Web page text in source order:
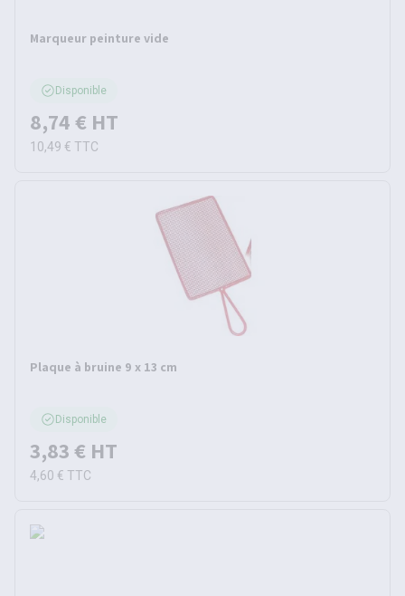
Marqueur peinture vide
Disponible
8,74 € HT
10,49 € TTC
Plaque à bruine 9 x 13 cm
Disponible
3,83 € HT
4,60 € TTC